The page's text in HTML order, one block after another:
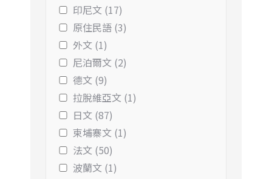
印尼文 (17)
原住民語 (3)
外文 (1)
尼泊爾文 (2)
德文 (9)
拉脫維亞文 (1)
日文 (87)
柬埔寨文 (1)
法文 (50)
波蘭文 (1)